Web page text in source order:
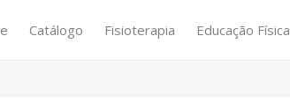
Catálogo Fisioterapia Educação Física